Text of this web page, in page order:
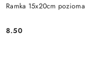
Ramka 15x20cm pozioma
Cena:
8.50